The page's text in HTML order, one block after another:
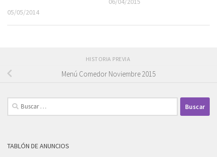
05/05/2014
HISTORIA PREVIA
Menú Comedor Noviembre 2015
Buscar:
TABLÓN DE ANUNCIOS